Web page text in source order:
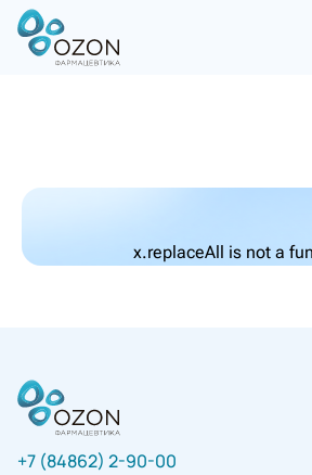
x.replaceAll is not a
+7 (84862) 2-90-00